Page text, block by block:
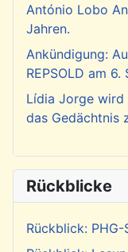
António Lobo
Jahren.
Ankündigung:
REPSOLD am
Lídia Jorge wird
das Gedächtnis
Rückblicke
Rückblick: